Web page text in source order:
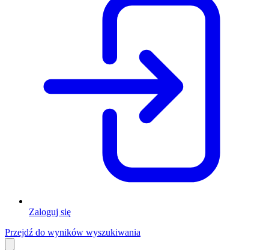
Zaloguj się
Przejdź do wyników wyszukiwania